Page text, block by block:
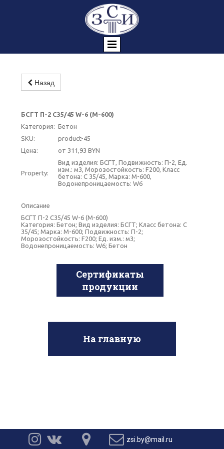
Назад
БСГТ П-2 С35/45 W-6 (М-600)
Категория: Бетон
SKU:
product-45
Цена:
от 311,93 BYN
Property:
Вид изделия: БСГТ, Подвижность: П-2, Ед.
изм.: м3, Морозостойкость: F200, Класс
бетона: C 35/45, Марка: М-600,
Водонепроницаемость: W6
Описание
БСГТ П-2 С35/45 W-6 (М-600)
Категория: Бетон; Вид изделия: БСГТ; Класс бетона: C
35/45; Марка: М-600; Подвижность: П-2;
Морозостойкость: F200; Ед. изм.: м3;
Водонепроницаемость: W6; Бетон
Сертификаты
продукции
На главную
    zsi.by@mail.ru